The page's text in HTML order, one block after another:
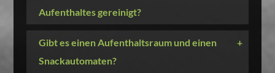
Aufenthaltes gereinigt?
Gibt es einen Aufenthaltsraum und einen
Snackautomaten?
+